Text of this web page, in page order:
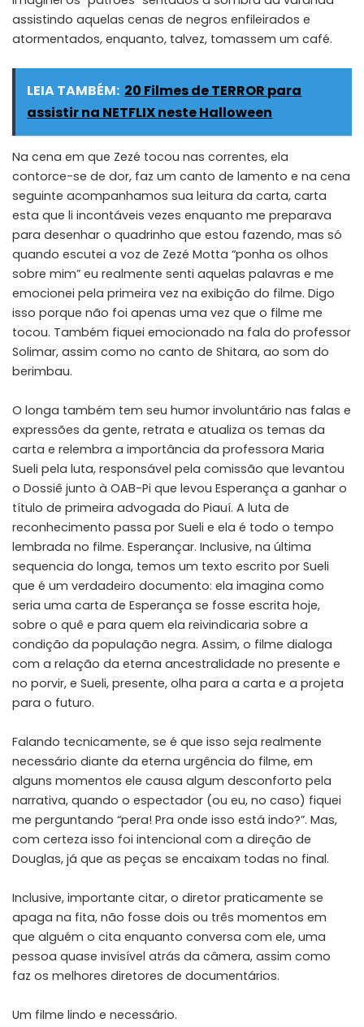
assistindo aquelas cenas de negros enfileirados e
atormentados, enquanto, talvez, tomassem um café.
LEIA TAMBÉM: 20 Filmes de TERROR para
assistir na NETFLIX neste Halloween
Na cena em que Zezé tocou nas correntes, ela
contorce-se de dor, faz um canto de lamento e na cena
seguinte acompanhamos sua leitura da carta, carta
esta que li incontáveis vezes enquanto me preparava
para desenhar o quadrinho que estou fazendo, mas só
quando escutei a voz de Zezé Motta “ponha os olhos
sobre mim” eu realmente senti aquelas palavras e me
emocionei pela primeira vez na exibição do filme. Digo
isso porque não foi apenas uma vez que o filme me
tocou. Também fiquei emocionado na fala do professor
Solimar, assim como no canto de Shitara, ao som do
berimbau.
O longa também tem seu humor involuntário nas falas e
expressões da gente, retrata e atualiza os temas da
carta e relembra a importância da professora Maria
Sueli pela luta, responsável pela comissão que levantou
o Dossiê junto à OAB-Pi que levou Esperança a ganhar o
título de primeira advogada do Piauí. A luta de
reconhecimento passa por Sueli e ela é todo o tempo
lembrada no filme. Esperançar. Inclusive, na última
sequencia do longa, temos um texto escrito por Sueli
que é um verdadeiro documento: ela imagina como
seria uma carta de Esperança se fosse escrita hoje,
sobre o quê e para quem ela reivindicaria sobre a
condição da população negra. Assim, o filme dialoga
com a relação da eterna ancestralidade no presente e
no porvir, e Sueli, presente, olha para a carta e a projeta
para o futuro.
Falando tecnicamente, se é que isso seja realmente
necessário diante da eterna urgência do filme, em
alguns momentos ele causa algum desconforto pela
narrativa, quando o espectador (ou eu, no caso) fiquei
me perguntando “pera! Pra onde isso está indo?”. Mas,
com certeza isso foi intencional com a direção de
Douglas, já que as peças se encaixam todas no final.
Inclusive, importante citar, o diretor praticamente se
apaga na fita, não fosse dois ou três momentos em
que alguém o cita enquanto conversa com ele, uma
pessoa quase invisível atrás da câmera, assim como
faz os melhores diretores de documentários.
Um filme lindo e necessário.